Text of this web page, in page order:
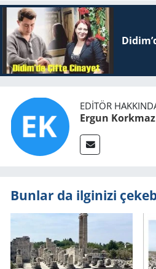
EDITÖR
Ergun Korkmaz
Bunlar da ilginizi